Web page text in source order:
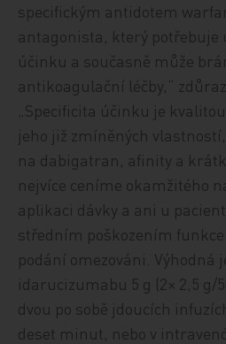
specifickým antidotem
antagonista, který potřebuje
účinku a současně může
antikoagulační léčby,“
„Specificita účinku je
jeho již zmíněných
na dabigatran, afinity a
nejvíce ceníme okamžitého
aplikaci dávky a ani u
středním poškozením
podání omezováni. Výhodná
idarucizumabu 5 g (2× 2,5 g/
dvou po sobě jdoucích
deset minut, nebo v